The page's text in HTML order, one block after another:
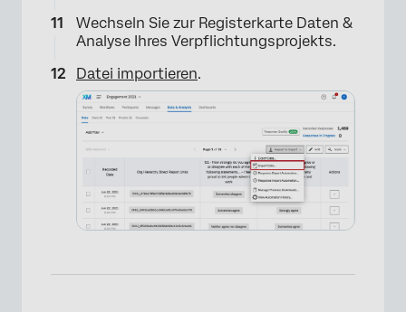
×
Wechseln Sie zur Registerkarte Daten &
Analyse Ihres Verpflichtungsprojekts.
Datei importieren.